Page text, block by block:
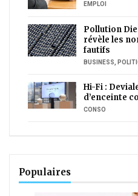
EMPLOI
Pollution
révèle les
fautifs
BUSINESS
Hi-Fi :
d’enceinte
CONSO
Populaires